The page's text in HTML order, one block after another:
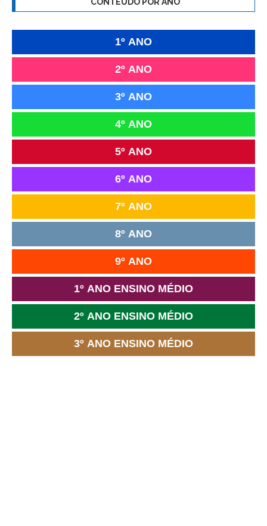
1º ANO
2º ANO
3º ANO
4º ANO
5º ANO
6º ANO
7º ANO
8º ANO
9º ANO
1º ANO ENSINO MÉDIO
2º ANO ENSINO MÉDIO
3º ANO ENSINO MÉDIO